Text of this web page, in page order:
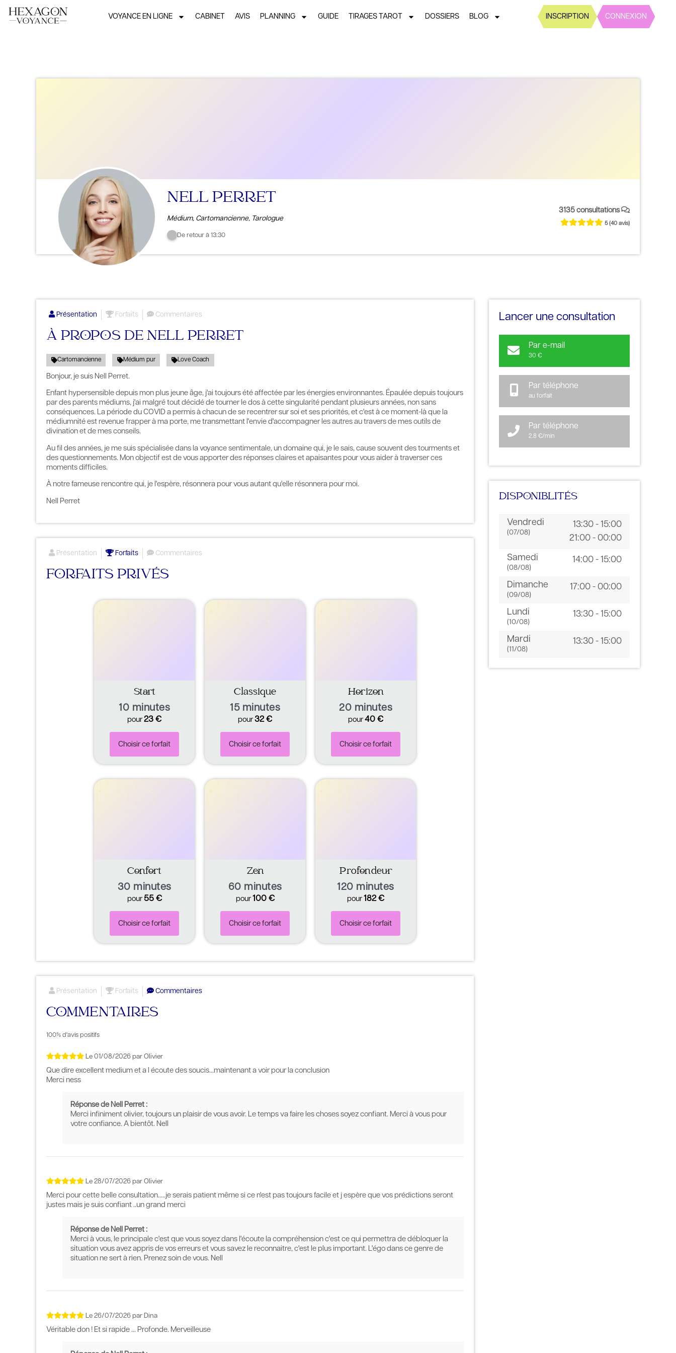
VOYANCE EN LIGNE CABINET AVIS PLANNING GUIDE TIRAGES TAROT DOSSIERS BLOG INSCRIPTION CONNEXION
NELL PERRET
Médium, Cartomancienne, Tarologue
De retour à 13:30
3135 consultations
5(40 avis)
Présentation Forfaits Commentaires
À PROPOS DE NELL PERRET
Cartomancienne Médium pur Love Coach
Bonjour, je suis Nell Perret.
Enfant hypersensible depuis mon plus jeune âge, j'ai toujours été affectée par les énergies environnantes. Épaulée depuis toujours
par des parents médiums, j'ai malgré tout décidé de tourner le dos à cette singularité pendant plusieurs années, non sans
conséquences. La période du COVID a permis à chacun de se recentrer sur soi et ses priorités, et c'est à ce moment-là que la
médiumnité est revenue frapper à ma porte, me transmettant l'envie d'accompagner les autres au travers de mes outils de
divination et de mes conseils.
Au fil des années, je me suis spécialisée dans la voyance sentimentale, un domaine qui, je le sais, cause souvent des tourments et
des questionnements. Mon objectif est de vous apporter des réponses claires et apaisantes pour vous aider à traverser ces
moments difficiles.
À notre fameuse rencontre qui, je l'espère, résonnera pour vous autant qu'elle résonnera pour moi.
Nell Perret
Présentation Forfaits Commentaires
FORFAITS PRIVÉS
Start
10 minutes
pour23 €
Choisir ce forfait
Classique
15 minutes
pour32 €
Choisir ce forfait
Horizon
20 minutes
pour40 €
Choisir ce forfait
Confort
30 minutes
pour 55 €
Choisir ce forfait
Zen
60 minutes
pour100 €
Choisir ce forfait
Profondeur
120 minutes
pour182 €
Choisir ce forfait
Présentation Forfaits Commentaires
COMMENTAIRES
100% d'avis positifs
Le 01/08/2026 par Olivier
Que dire excellent medium et a l écoute des soucis...maintenant a voir pour la conclusion
Merci ness
Réponse de Nell Perret :
Merci infiniment olivier, toujours un plaisir de vous avoir. Le temps va faire les choses soyez confiant. Merci à vous pour
votre confiance. A bientôt. Nell
Le 28/07/2026 par Olivier
Merci pour cette belle consultation.....je serais patient même si ce n'est pas toujours facile et j espère que vos prédictions seront
justes mais je suis confiant ..un grand merci
Réponse de Nell Perret :
Merci à vous, le principale c'est que vous soyez dans l'écoute la compréhension c'est ce qui permettra de débloquer la
situation vous avez appris de vos erreurs et vous savez le reconnaitre, c'est le plus important. L'égo dans ce genre de
situation ne sert à rien. Prenez soin de vous. Nell
Le 26/07/2026 par Dina
Véritable don ! Et si rapide ... Profonde. Merveilleuse
Lancer une consultation
Par e-mail
30 €
Par téléphone
au forfait
Par téléphone
2.8 €/min
DISPONIBLITÉS
Vendredi
(07/08)
13:30 - 15:00
21:00 - 00:00
Samedi
(08/08)
14:00 - 15:00
Dimanche
(09/08)
17:00 - 00:00
Lundi
(10/08)
13:30 - 15:00
Mardi
(11/08)
13:30 - 15:00